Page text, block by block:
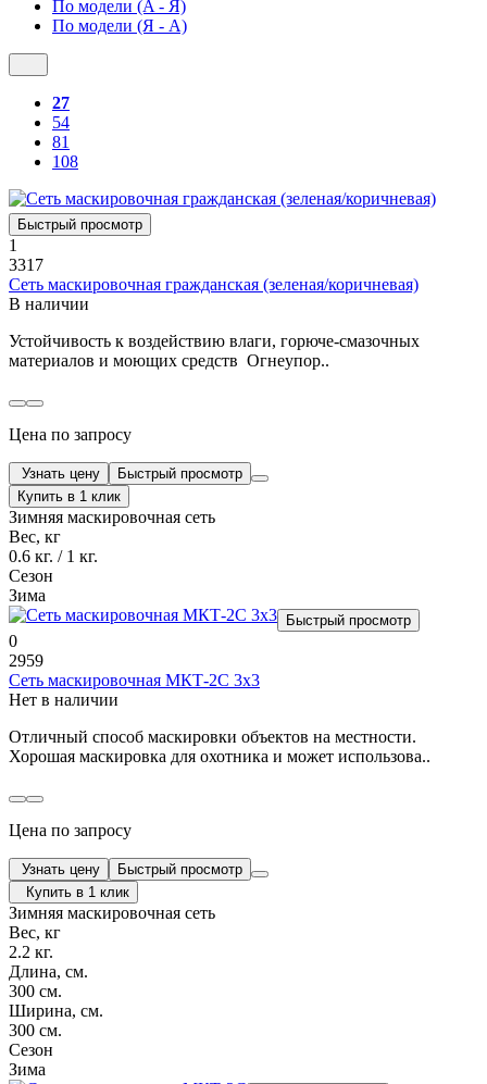
По модели (A - Я)
По модели (Я - A)
27
54
81
108
Быстрый просмотр
1
3317
Сеть маскировочная гражданская (зеленая/коричневая)
В наличии
Устойчивость к воздействию влаги, горюче-смазочных
материалов и моющих средств Огнеупор..
Цена по запросу
Узнать цену
Быстрый просмотр
Купить в 1 клик
Зимняя маскировочная сеть
Вес, кг
0.6 кг. / 1 кг.
Сезон
Зима
Быстрый просмотр
0
2959
Сеть маскировочная МКТ-2С 3х3
Нет в наличии
Отличный способ маскировки объектов на местности.
Хорошая маскировка для охотника и может использова..
Цена по запросу
Узнать цену
Быстрый просмотр
Купить в 1 клик
Зимняя маскировочная сеть
Вес, кг
2.2 кг.
Длина, см.
300 см.
Ширина, см.
300 см.
Сезон
Зима